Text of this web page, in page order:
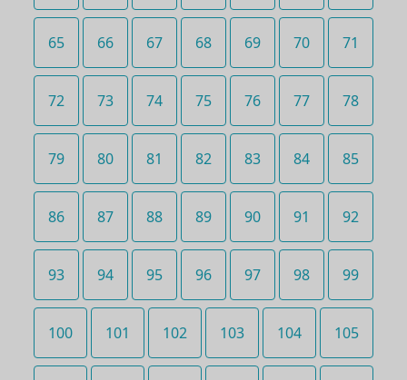
65 66 67 68 69 70 71
72 73 74 75 76 77 78
79 80 81 82 83 84 85
86 87 88 89 90 91 92
93 94 95 96 97 98 99
100 101 102 103 104 105